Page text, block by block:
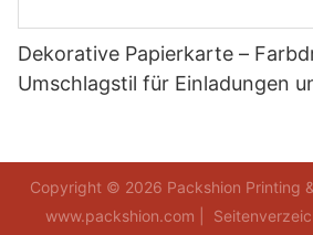
Dekorative Papierkarte –
Umschlagstil für Einladungen
Copyright © 2026 Packshion Printing
www.packshion.com |